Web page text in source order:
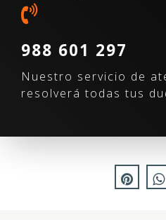
988 601 297
Nuestro servicio de
resolverá todas tus